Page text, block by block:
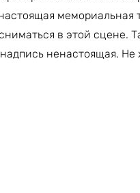
мемориальная
в этой сцене.
ненастоящая.